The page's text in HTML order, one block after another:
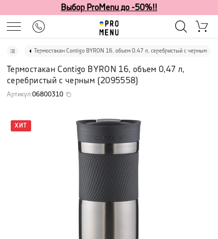
Выбор ProMenu до -50%!!
Термостакан Contigo BYRON 16, объем 0,47 л, серебристый с черным
Термостакан Contigo BYRON 16, объем 0,47 л,
серебристый с черным (2095558)
Артикул:06800310
ХИТ